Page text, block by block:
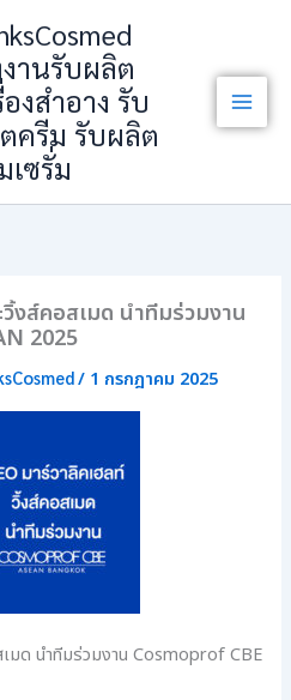
งานรับผลิต
องสำอาง รับ
ครีม รับผลิต
เซรั่ม
งส์คอสเมด นำทีมร่วมงาน
2025
/ 1 กรกฎาคม 2025
เมด นำทีมร่วมงาน Cosmoprof CBE